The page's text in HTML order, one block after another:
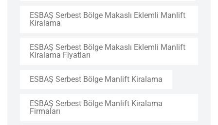
ESBAŞ Serbest Bölge Makaslı Eklemli Manlift
Kiralama
ESBAŞ Serbest Bölge Makaslı Eklemli Manlift
Kiralama Fiyatları
ESBAŞ Serbest Bölge Manlift Kiralama
ESBAŞ Serbest Bölge Manlift Kiralama
Firmaları